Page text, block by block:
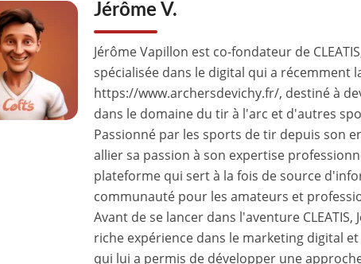
Jérôme V.
Jérôme Vapillon est co-fondateur de
spécialisée dans le digital qui a récemment
https://www.archersdevichy.fr/, destiné à
dans le domaine du tir à l'arc et d'autres
Passionné par les sports de tir depuis son
allier sa passion à son expertise
plateforme qui sert à la fois de source
communauté pour les amateurs et
Avant de se lancer dans l'aventure CLEATIS,
riche expérience dans le marketing digital
qui lui a permis de développer une